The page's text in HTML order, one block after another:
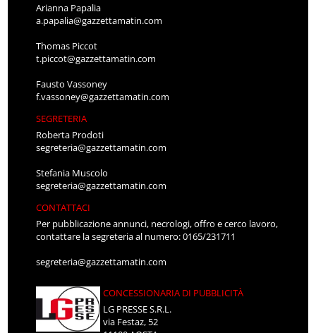
Arianna Papalia
a.papalia@gazzettamatin.com
Thomas Piccot
t.piccot@gazzettamatin.com
Fausto Vassoney
f.vassoney@gazzettamatin.com
SEGRETERIA
Roberta Prodoti
segreteria@gazzettamatin.com
Stefania Muscolo
segreteria@gazzettamatin.com
CONTATTACI
Per pubblicazione annunci, necrologi, offro e cerco lavoro,
contattare la segreteria al numero: 0165/231711
segreteria@gazzettamatin.com
CONCESSIONARIA DI PUBBLICITÀ
LG PRESSE S.R.L.
via Festaz, 52